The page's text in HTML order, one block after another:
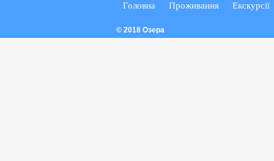
Головна Проживання Екскурсії
© 2018 Озера